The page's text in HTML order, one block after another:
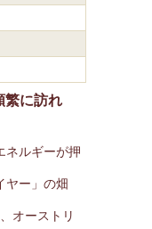
繁に訪れ
ネルギーが押
ヤー」の畑
オーストリ